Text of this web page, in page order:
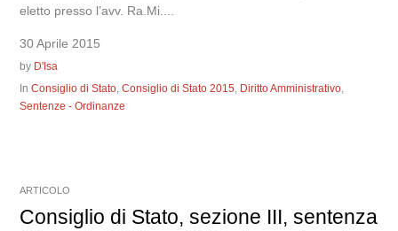
eletto presso l’avv. Ra.Mi....
30 Aprile 2015
by D'Isa
InConsiglio di Stato,Consiglio di Stato 2015, Diritto Amministrativo,
Sentenze - Ordinanze
ARTICOLO
Consiglio di Stato, sezione III, sentenza